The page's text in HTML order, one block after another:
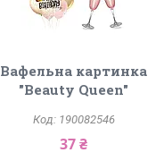
Вафельна картинка
"Beauty Queen"
190082546
37 ₴